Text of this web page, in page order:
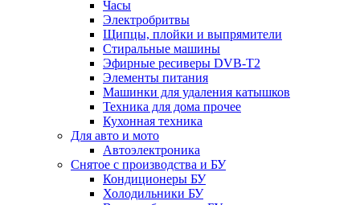
Часы
Электробритвы
Щипцы, плойки и выпрямители
Стиральные машины
Эфирные ресиверы DVB-T2
Элементы питания
Машинки для удаления катышков
Техника для дома прочее
Кухонная техника
Для авто и мото
Автоэлектроника
Снятое с производства и БУ
Кондиционеры БУ
Холодильники БУ